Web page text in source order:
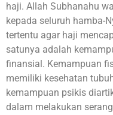
haji. Allah Subhanahu
kepada seluruh hamba-
tertentu agar haji
satunya adalah
finansial. Kemampuan
memiliki kesehatan
kemampuan psikis
dalam melakukan